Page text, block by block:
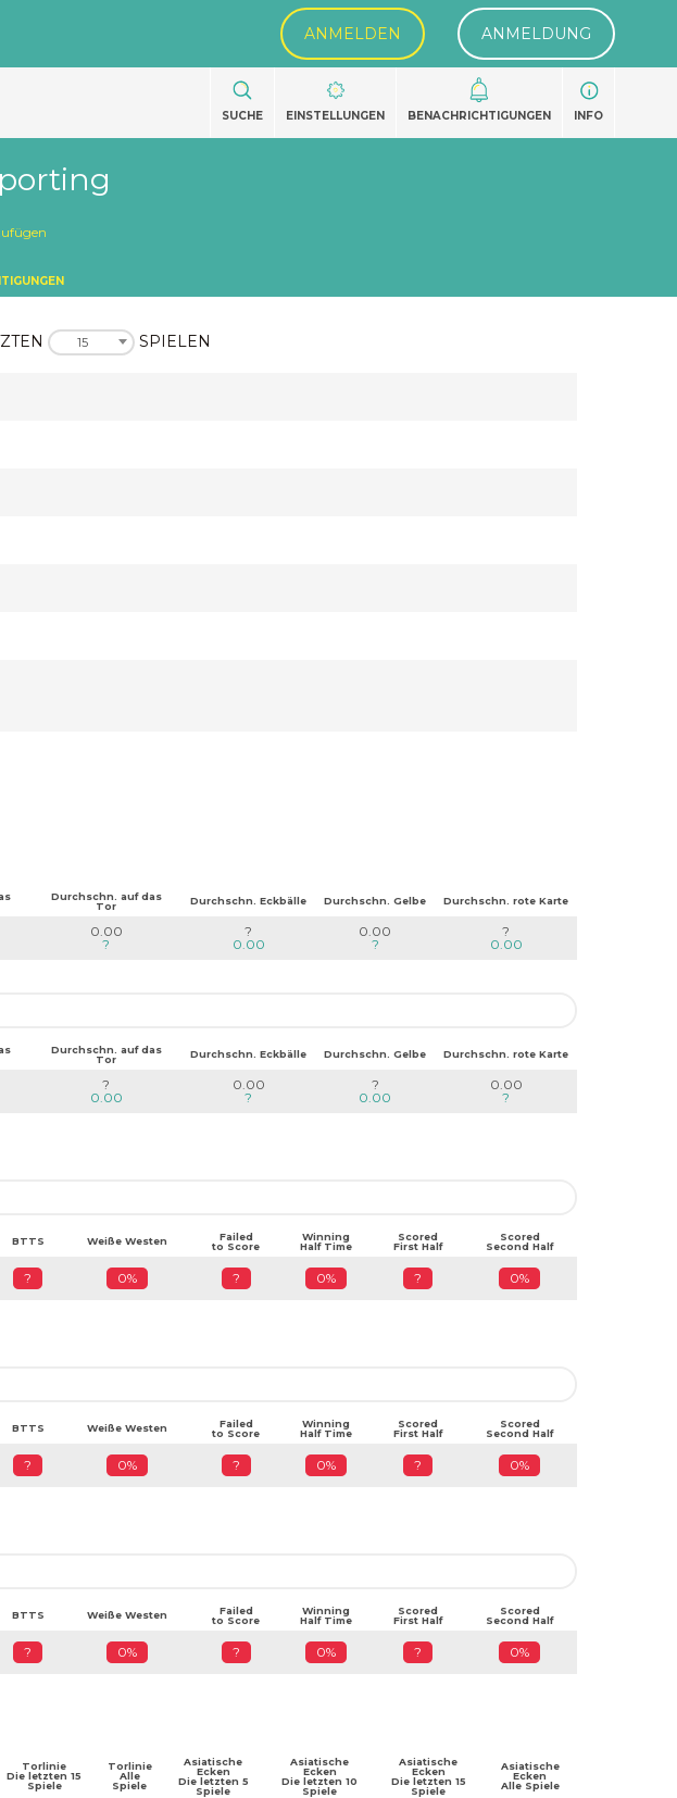
ANMELDEN ANMELDUNG
SUCHE EINSTELLUNGEN BENACHRICHTIGUNGEN INFO
15 SPIELEN
Durchschn. auf das
Tor
Durchschn. Eckbälle Durchschn. Gelbe Durchschn. rote Karte
0.00
?
?
0.00
0.00
?
?
0.00
Durchschn. auf das
Tor
Durchschn. Eckbälle Durchschn. Gelbe Durchschn. rote Karte
?
0.00
0.00
?
?
0.00
0.00
?
BTTS Weiße Westen
Failed
to Score
Winning
Half Time
Scored
First Half
Scored
Second Half
? 0% ? 0% ? 0%
BTTS Weiße Westen
Failed
to Score
Winning
Half Time
Scored
First Half
Scored
Second Half
? 0% ? 0% ? 0%
BTTS Weiße Westen
Failed
to Score
Winning
Half Time
Scored
First Half
Scored
Second Half
? 0% ? 0% ? 0%
Torlinie
Die letzten 15
Spiele
Torlinie
Alle
Spiele
Asiatische
Ecken
Die letzten 5
Spiele
Asiatische
Ecken
Die letzten 10
Spiele
Asiatische
Ecken
Die letzten 15
Spiele
Asiatische
Ecken
Alle Spiele